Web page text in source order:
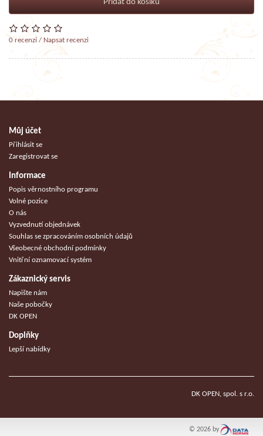
Přidat do košíku
0 recenzí/ Napsat recenzi
Můj účet
Přihlásit se
Zaregistrovat se
Informace
Popis věrnostního programu
Volné pozice
O nás
Vyzvednutí objednávek
Souhlas se zpracováním osobních údajů
Všeobecné obchodní podmínky
Vnitřní oznamovací systém
Zákaznický servis
Napište nám
Naše pobočky
DK OPEN
Doplňky
Lepší nabídky
DK OPEN, spol. s r.o.
© 2026 by